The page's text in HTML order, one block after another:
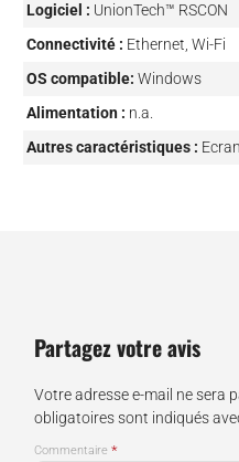
Logiciel : UnionTech™ RSCON
Connectivité : Ethernet, Wi-Fi
OS compatible: Windows
Alimentation : n.a.
Autres caractéristiques :
Partagez votre avis
Votre adresse e-mail ne sera
obligatoires sont indiqués
Commentaire *